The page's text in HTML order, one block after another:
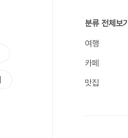
분류 전체보기
여행
카페
맛집